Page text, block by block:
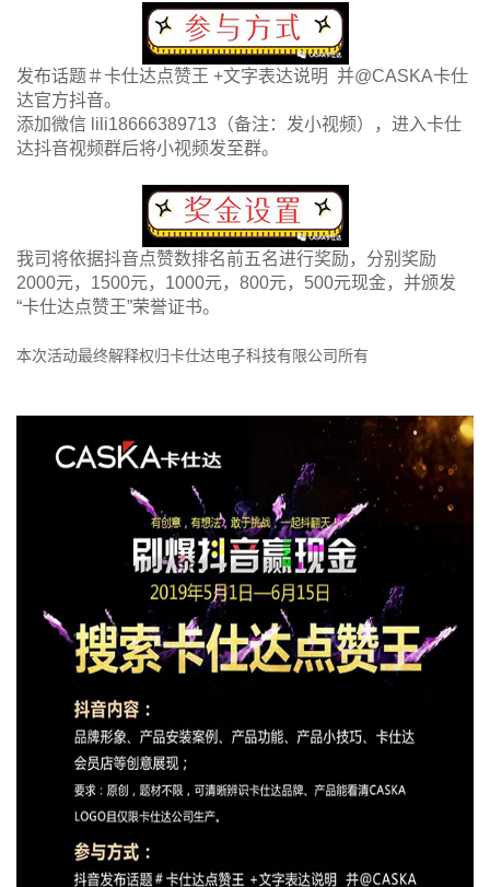
发布话题＃卡仕达点赞王 +文字表达说明 并@CASKA卡仕
达官方抖音。
添加微信 lili18666389713（备注：发小视频），进入卡仕
达抖音视频群后将小视频发至群。
我司将依据抖音点赞数排名前五名进行奖励，分别奖励
2000元，1500元，1000元，800元，500元现金，并颁发
“卡仕达点赞王”荣誉证书。
本次活动最终解释权归卡仕达电子科技有限公司所有